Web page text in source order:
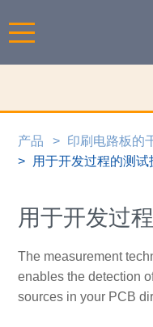
产品
印刷电路板的
用于开发过程的测试
用于开发过
The measurement
enables the detection
sources in your PCB